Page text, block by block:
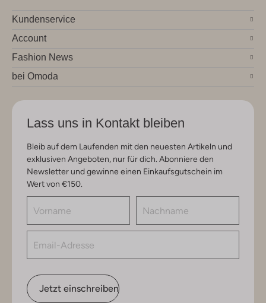
Kundenservice
Account
Fashion News
bei Omoda
Lass uns in Kontakt bleiben
Bleib auf dem Laufenden mit den neuesten Artikeln und
exklusiven Angeboten, nur für dich. Abonniere den
Newsletter und gewinne einen Einkaufsgutschein im
Wert von €150.
Jetzt einschreiben